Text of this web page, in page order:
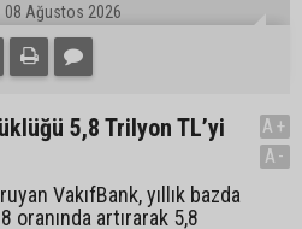
08 Ağustos 2026
5,8 Trilyon TL’yi
VakıfBank, yıllık bazda
artırarak 5,8
A+
A-